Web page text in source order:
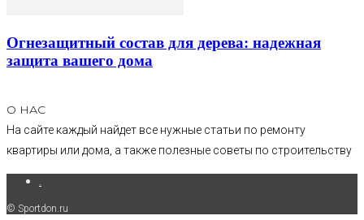
Огнезащитный состав для дерева: надежная
защита вашего дома
О НАС
На сайте каждый найдет все нужные статьи по ремонту
квартиры или дома, а также полезные советы по строительству
© Sportdon.ru